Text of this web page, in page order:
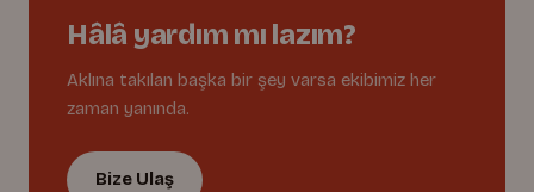
Hâlâ yardım mı lazım?
Aklına takılan başka bir şey varsa ekibimiz her
zaman yanında.
Bize Ulaş